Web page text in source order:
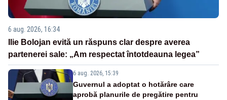
6 aug. 2026, 16:34
Ilie Bolojan evită un răspuns clar despre averea
partenerei sale: „Am respectat întotdeauna legea”
6 aug. 2026, 15:39
Guvernul a adoptat o hotărâre care
aprobă planurile de pregătire pentru